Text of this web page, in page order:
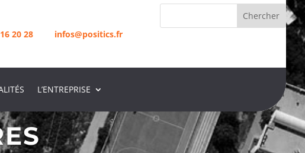
20 28 infos@positics.fr
infos@positics.fr
L’ENTREPRISE